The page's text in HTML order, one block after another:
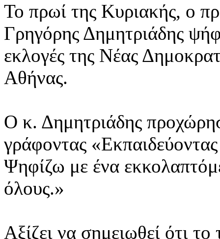
Το πρωί της Κυριακής, ο
Γρηγόρης Δημητριάδης
εκλογές της Νέας
Αθήνας.
Ο κ. Δημητριάδης
γράφοντας
Ψηφίζω με ένα
όλους.»
Αξίζει να σημειωθεί ότι